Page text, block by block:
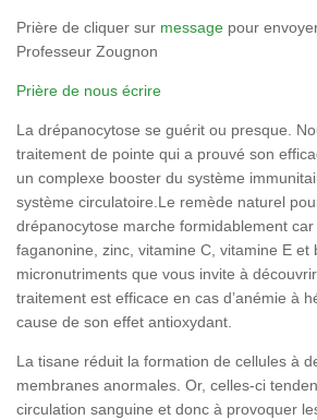
Prière de cliquer sur message pour
Professeur Zougnon
Prière de nous écrire
La drépanocytose se guérit ou presque.
traitement de pointe qui a prouvé son
un complexe booster du système
système circulatoire.Le remède naturel
drépanocytose marche formidablement car
faganonine, zinc, vitamine C, vitamine E et
micronutriments que vous invite à
traitement est efficace en cas d’anémie à
cause de son effet antioxydant.
La tisane réduit la formation de cellules à
membranes anormales. Or, celles-ci
circulation sanguine et donc à provoquer